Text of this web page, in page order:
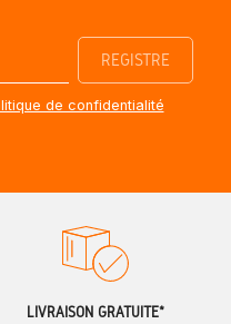
de confidentialité
LIVRAISON GRATUITE*